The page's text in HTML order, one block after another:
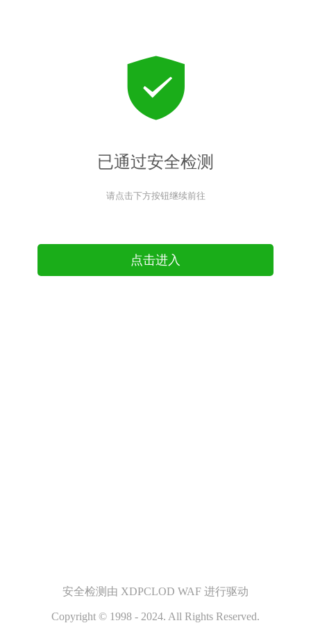
已通过安全检测
请点击下方按钮继续前往
点击进入
安全检测由 XDPCLOD WAF 进行驱动
Copyright © 1998 - 2024. All Rights Reserved.